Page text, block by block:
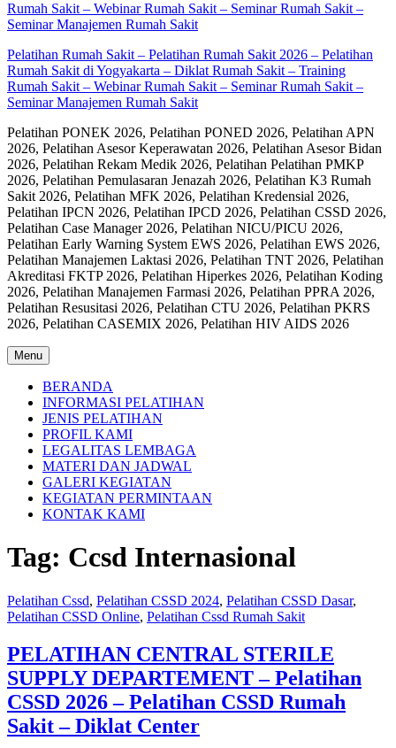
Pelatihan Rumah Sakit – Pelatihan Rumah Sakit 2026 – Pelatihan
Rumah Sakit di Yogyakarta – Diklat Rumah Sakit – Training
Rumah Sakit – Webinar Rumah Sakit – Seminar Rumah Sakit –
Seminar Manajemen Rumah Sakit
Pelatihan PONEK 2026, Pelatihan PONED 2026, Pelatihan APN
2026, Pelatihan Asesor Keperawatan 2026, Pelatihan Asesor Bidan
2026, Pelatihan Rekam Medik 2026, Pelatihan Pelatihan PMKP
2026, Pelatihan Pemulasaran Jenazah 2026, Pelatihan K3 Rumah
Sakit 2026, Pelatihan MFK 2026, Pelatihan Kredensial 2026,
Pelatihan IPCN 2026, Pelatihan IPCD 2026, Pelatihan CSSD 2026,
Pelatihan Case Manager 2026, Pelatihan NICU/PICU 2026,
Pelatihan Early Warning System EWS 2026, Pelatihan EWS 2026,
Pelatihan Manajemen Laktasi 2026, Pelatihan TNT 2026, Pelatihan
Akreditasi FKTP 2026, Pelatihan Hiperkes 2026, Pelatihan Koding
2026, Pelatihan Manajemen Farmasi 2026, Pelatihan PPRA 2026,
Pelatihan Resusitasi 2026, Pelatihan CTU 2026, Pelatihan PKRS
2026, Pelatihan CASEMIX 2026, Pelatihan HIV AIDS 2026
Menu
BERANDA
INFORMASI PELATIHAN
JENIS PELATIHAN
PROFIL KAMI
LEGALITAS LEMBAGA
MATERI DAN JADWAL
GALERI KEGIATAN
KEGIATAN PERMINTAAN
KONTAK KAMI
Tag: Ccsd Internasional
Pelatihan Cssd, Pelatihan CSSD 2024, Pelatihan CSSD Dasar,
Pelatihan CSSD Online, Pelatihan Cssd Rumah Sakit
PELATIHAN CENTRAL STERILE
SUPPLY DEPARTEMENT – Pelatihan
CSSD 2026 – Pelatihan CSSD Rumah
Sakit – Diklat Center